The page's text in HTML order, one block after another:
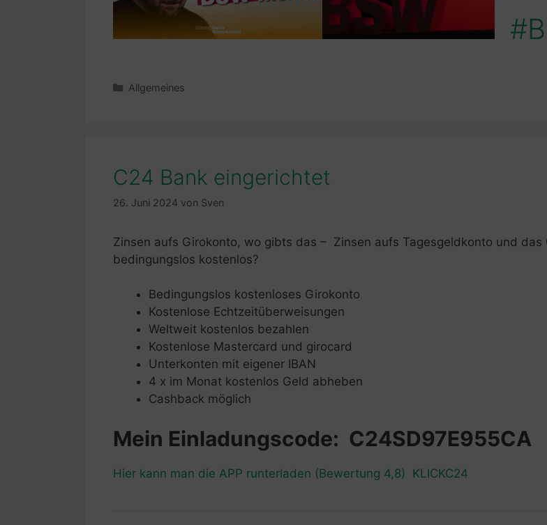
Kategorien
Allgemeines
C24 Bank eingerichtet
26. Juni 2024 von Sven
Zinsen aufs Girokonto, wo gibts das – Zinsen aufs Tagesgeldkonto und das
bedingungslos kostenlos?
Bedingungslos kostenloses Girokonto
Kostenlose Echtzeitüberweisungen
Weltweit kostenlos bezahlen
Kostenlose Mastercard und girocard
Unterkonten mit eigener IBAN
4 x im Monat kostenlos Geld abheben
Cashback möglich
Mein Einladungscode: C24SD97E955CA
Hier kann man die APP runterladen (Bewertung 4,8) KLICKC24